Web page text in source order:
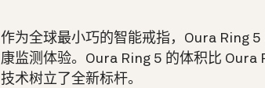
作为全球最小巧的智能戒指，Oura Ring
康监测体验。Oura Ring 5 的体积比
技术树立了全新标杆。